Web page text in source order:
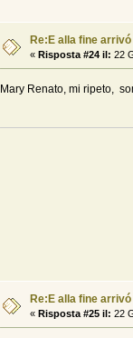
Re:E alla fine
« Risposta #24 il: 22
Mary Renato, mi ripeto,
Re:E alla fine
« Risposta #25 il: 22